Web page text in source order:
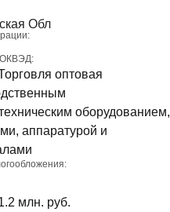
Обл
оптовая
оборудованием,
аппаратурой и
млн. руб.